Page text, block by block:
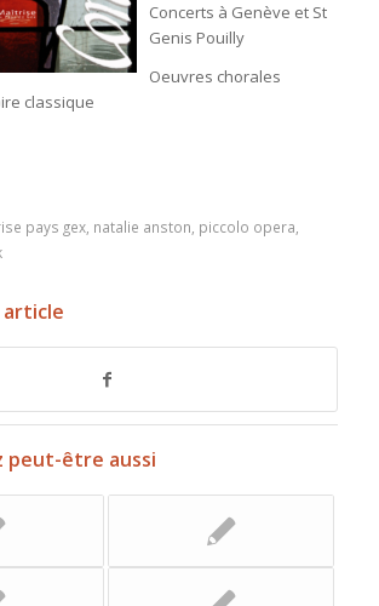
Concerts à Genève et St
Genis Pouilly
Oeuvres chorales
classique
pays gex, natalie anston, piccolo opera,
peut-être aussi